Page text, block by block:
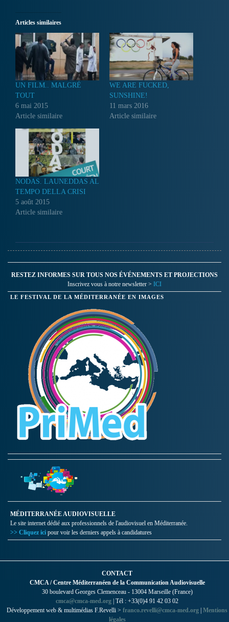
Articles similaires
UN FILM.. MALGRÉ
TOUT
6 mai 2015
Article similaire
WE ARE FUCKED,
SUNSHINE!
11 mars 2016
Article similaire
NODAS. LAUNEDDAS AL
TEMPO DELLA CRISI
5 août 2015
Article similaire
RESTEZ INFORMES SUR TOUS NOS ÉVÉNEMENTS ET PROJECTIONS
Inscrivez vous à notre newsletter > ICI
LE FESTIVAL DE LA MÉDITERRANÉE EN IMAGES
MÉDITERRANÉE AUDIOVISUELLE
Le site internet dédié aux professionnels de l'audiovisuel en Méditerranée.
>> Cliquez ici pour voir les derniers appels à candidatures
CONTACT
CMCA / Centre Méditerranéen de la Communication Audiovisuelle
30 boulevard Georges Clemenceau - 13004 Marseille (France)
cmca@cmca-med.org | Tél : +33(0)4 91 42 03 02
Développement web & multimédias F.Revelli > franco.revelli@cmca-med.org Mentions
légales